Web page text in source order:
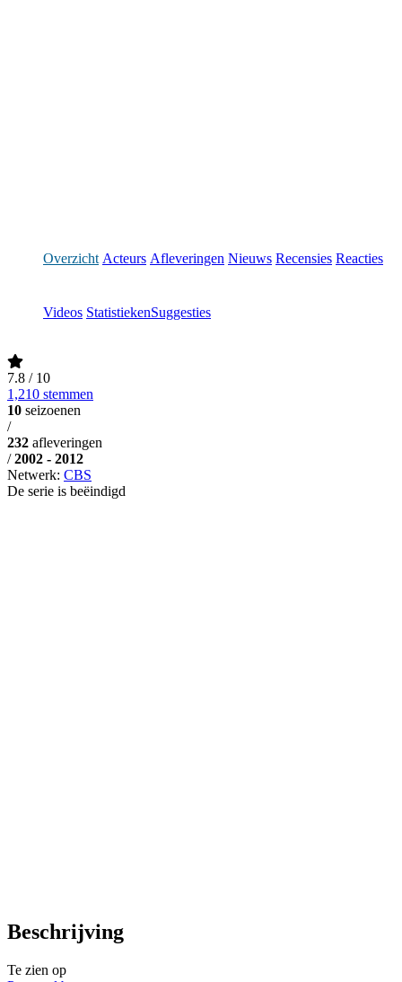
Overzicht Acteurs Afleveringen Nieuws Recensies Reacties
Videos StatistiekenSuggesties
7.8 / 10
1,210 stemmen
10 seizoenen
/
232 afleveringen
/ 2002 - 2012
Netwerk: CBS
De serie is beëindigd
Beschrijving
Te zien op